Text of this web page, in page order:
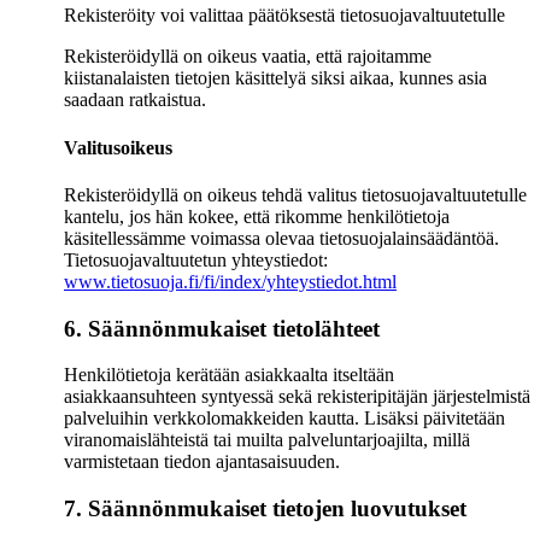
Rekisteröity voi valittaa päätöksestä tietosuojavaltuutetulle
Rekisteröidyllä on oikeus vaatia, että rajoitamme
kiistanalaisten tietojen käsittelyä siksi aikaa, kunnes asia
saadaan ratkaistua.
Valitusoikeus
Rekisteröidyllä on oikeus tehdä valitus tietosuojavaltuutetulle
kantelu, jos hän kokee, että rikomme henkilötietoja
käsitellessämme voimassa olevaa tietosuojalainsäädäntöä.
Tietosuojavaltuutetun yhteystiedot:
www.tietosuoja.fi/fi/index/yhteystiedot.html
6. Säännönmukaiset tietolähteet
Henkilötietoja kerätään asiakkaalta itseltään
asiakkaansuhteen syntyessä sekä rekisteripitäjän järjestelmistä
palveluihin verkkolomakkeiden kautta. Lisäksi päivitetään
viranomaislähteistä tai muilta palveluntarjoajilta, millä
varmistetaan tiedon ajantasaisuuden.
7. Säännönmukaiset tietojen luovutukset